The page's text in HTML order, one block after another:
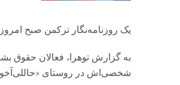
یک روزنامه‌نگار ترکمن صبح
شخصی‌اش در روستای